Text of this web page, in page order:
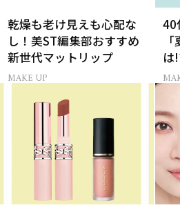
乾燥も老け見えも心配な
し！美ST編集部おすすめ
新世代マットリップ
MAKE UP
40
は
く